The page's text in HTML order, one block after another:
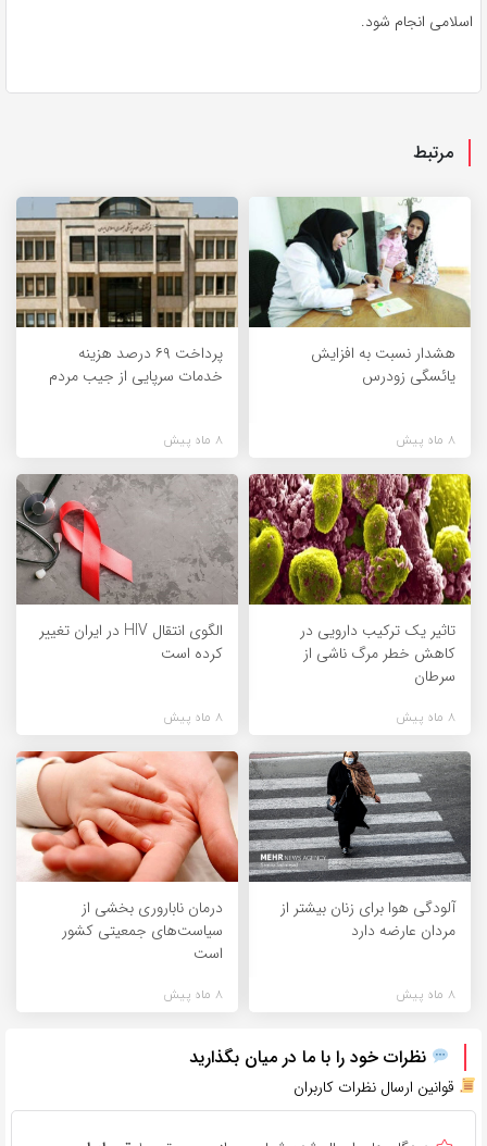
اسلامی انجام شود.
مرتبط
هشدار نسبت به افزایش
یائسگی زودرس
8 ماه پیش
پرداخت ۶۹ درصد هزینه
خدمات سرپایی از جیب مردم
8 ماه پیش
تاثیر یک ترکیب دارویی در
کاهش خطر مرگ ناشی از
سرطان
8 ماه پیش
الگوی انتقال HIV در ایران تغییر
کرده است
8 ماه پیش
آلودگی هوا برای زنان بیشتر از
مردان عارضه دارد
8 ماه پیش
درمان ناباروری بخشی از
سیاست‌های جمعیتی کشور
است
8 ماه پیش
نظرات خود را با ما در میان بگذارید
قوانین ارسال نظرات کاربران